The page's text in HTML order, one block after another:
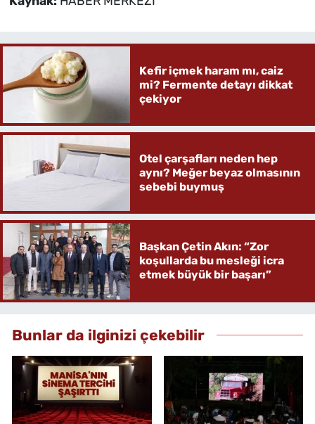
Kefir içmek haram mı, caiz
mi? Fermente detayı dikkat
çekiyor
Otel çarşafları neden hep
aynı? Meğer beyaz olmasının
sebebi buymuş
Başkan Çetin Akın: “Zor
koşullarda bu mesleği icra
etmek büyük bir başarı”
Bunlar da ilginizi çekebilir